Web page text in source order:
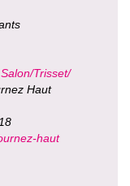
Trisset/
Haut
haut